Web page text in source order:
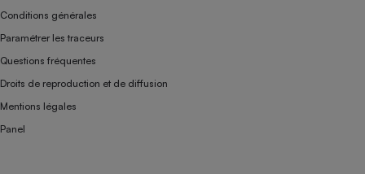
Conditions générales
Paramétrer les traceurs
Questions fréquentes
Droits de reproduction et de diffusion
Mentions légales
Panel